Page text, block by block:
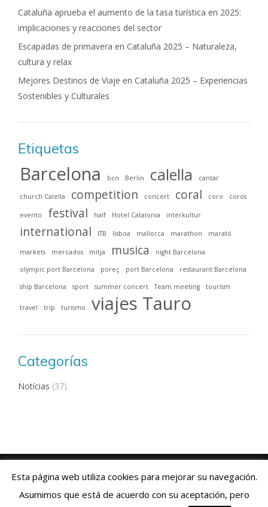
Cataluña aprueba el aumento de la tasa turística en 2025:
implicaciones y reacciones del sector
Escapadas de primavera en Cataluña 2025 – Naturaleza,
cultura y relax
Mejores Destinos de Viaje en Cataluña 2025 – Experiencias
Sostenibles y Culturales
Etiquetas
Barcelona bcn Berlin calella cantar
church Calella competition concert coral coro coros
evento festival half Hotel Catalonia interkultur
international ITB lisboa mallorca marathon marató
markets mercados mitja musica night Barcelona
olympic port Barcelona poreç port Barcelona restaurant Barcelona
ship Barcelona sport summer concert Team meeting tourism
travel trip turismo viajes Tauro
Categorías
Notícias (37)
Aviso Legal|Política de Cookies|Contacto:+34 93 769 06 55
Esta página web utiliza cookies para mejorar su navegación.
Asumimos que está de acuerdo con su aceptación, pero